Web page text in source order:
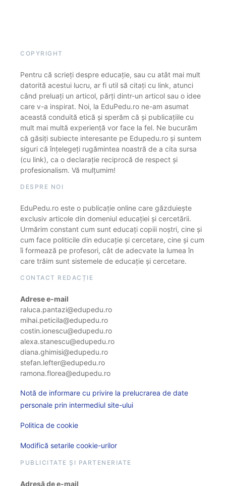
COPYRIGHT
Pentru că scrieți despre educație, sau cu atât mai mult
datorită acestui lucru, ar fi util să citați cu link, atunci
când preluați un articol, părți dintr-un articol sau o idee
care v-a inspirat. Noi, la EduPedu.ro ne-am asumat
această conduită etică și sperăm că și publicațiile cu
mult mai multă experiență vor face la fel. Ne bucurăm
că găsiți subiecte interesante pe Edupedu.ro și suntem
siguri că înțelegeți rugămintea noastră de a cita sursa
(cu link), ca o declarație reciprocă de respect și
profesionalism. Vă mulțumim!
DESPRE NOI
EduPedu.ro este o publicație online care găzduiește
exclusiv articole din domeniul educației și cercetării.
Urmărim constant cum sunt educați copiii noștri, cine și
cum face politicile din educație și cercetare, cine și cum
îi formează pe profesori, cât de adecvate la lumea în
care trăim sunt sistemele de educație și cercetare.
CONTACT REDACȚIE
Adrese e-mail
raluca.pantazi@edupedu.ro
mihai.peticila@edupedu.ro
costin.ionescu@edupedu.ro
alexa.stanescu@edupedu.ro
diana.ghimisi@edupedu.ro
stefan.lefter@edupedu.ro
ramona.florea@edupedu.ro
Notă de informare cu privire la prelucrarea de date
personale prin intermediul site-ului
Politica de cookie
Modifică setarile cookie-urilor
PUBLICITATE ȘI PARTENERIATE
Adresă de e-mail